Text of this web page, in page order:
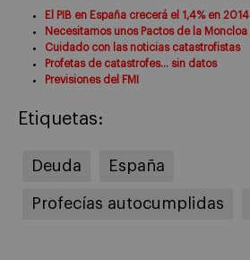
El PIB en España crecerá el 1,4% en 2014
Necesitamos unos Pactos de la Moncloa
Cuidado con las noticias catastrofistas
Profetas de catastrofes… sin datos
Previsiones del FMI
Etiquetas:
Deuda España
Profecías autocumplidas